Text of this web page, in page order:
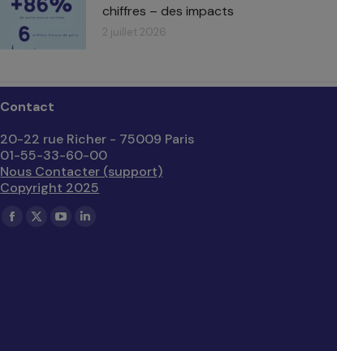
chiffres – des impacts​
2 juillet 2026
Contact
20-22 rue Richer - 75009 Paris
01-55-33-60-00
Nous Contacter (support)
Copyright 2025
Trouvez nous sur :
La
La
La
La